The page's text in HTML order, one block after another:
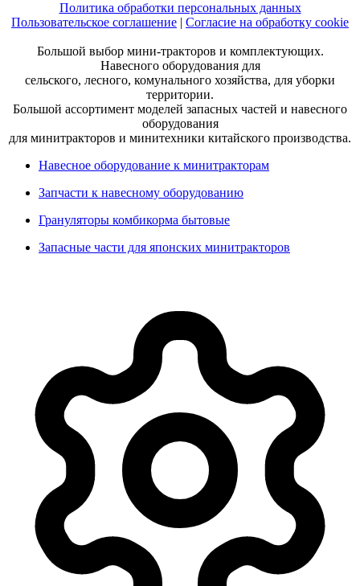
Политика обработки персональных данных
Пользовательское соглашение | Согласие на обработку cookie
Большой выбор мини-тракторов и комплектующих.
Навесного оборудования для
сельского, лесного, комунального хозяйства, для уборки
территории.
Большой ассортимент моделей запасных частей и навесного
оборудования
для минитракторов и минитехники китайского производства.
Навесное оборудование к минитракторам
Запчасти к навесному оборудованию
Грануляторы комбикорма бытовые
Запасные части для японских минитракторов